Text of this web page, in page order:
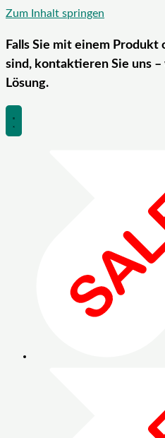
Zum Inhalt springen
Falls Sie mit einem
sind, kontaktieren Sie uns
Lösung.